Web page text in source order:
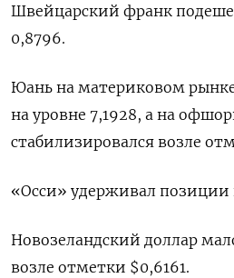
Швейцарский франк
0,8796​.
Юань на материковом
на уровне 7,1928​, а на
стабилизировался возле
«Осси» удерживал позиции
Новозеландский доллар
возле отметки $0,6161​.